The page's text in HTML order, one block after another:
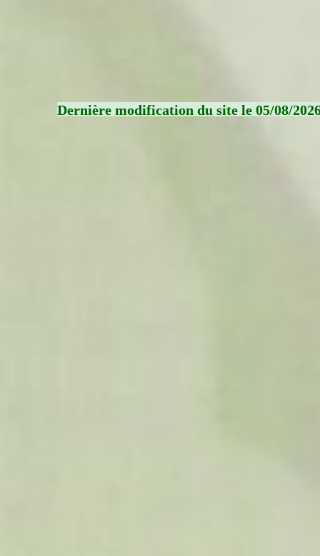
Dernière modification du site le 05/08/